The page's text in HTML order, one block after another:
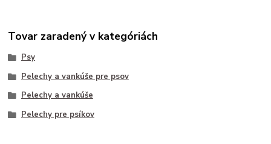
Tovar zaradený v kategóriách
Psy
Pelechy a vankúše pre psov
Pelechy a vankúše
Pelechy pre psíkov